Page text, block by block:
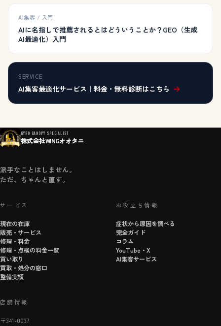
AI集客 / 入門
AIに名指しで推薦されるとはどういうことか？GEO（生成
AI最適化）入門
SERVICE
AI集客最適化サービス｜料金・無料診断はこちら
GYRO CANOPY SPECIALIST
株式会社WINGオオタニ
派手なことはしません。
ただ、ちゃんと直す。
サービス
現在の在庫
販売・サービス
修理・料金
修理・点検の料金一覧
買い取り
買取・処分の窓口
整備実績
お役立ち情報
症状から原因を調べる
完全ガイド
コラム
YouTube・X
AI集客サービス
店舗情報
〒341-0037